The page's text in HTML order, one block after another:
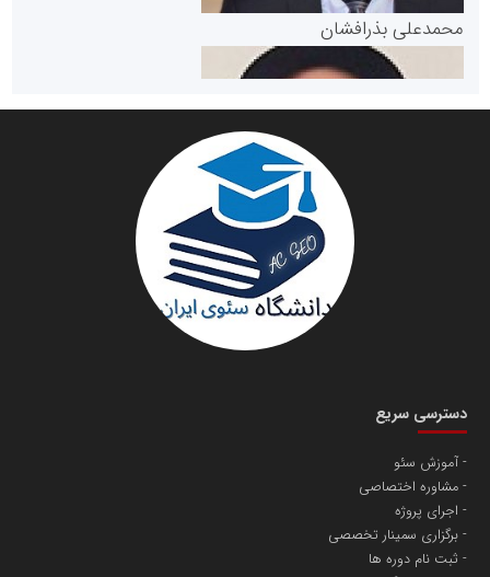
پایگاه خبری گفتمان یزد
دانشگاه سئوی ایران
سازمان صنعت،معدن و تجارت
آهن و فولاد غدیر ایرانیان
تامین آهن اسفنجی تولیدکنندگان فولاد در کشور
محمدعلی بذرافشان
مریم حاج نوروز نظری
دسترسی سریع
آموزش سئو
مشاوره اختصاصی
اجرای پروژه
برگزاری سمینار تخصصی
ثبت نام دوره ها